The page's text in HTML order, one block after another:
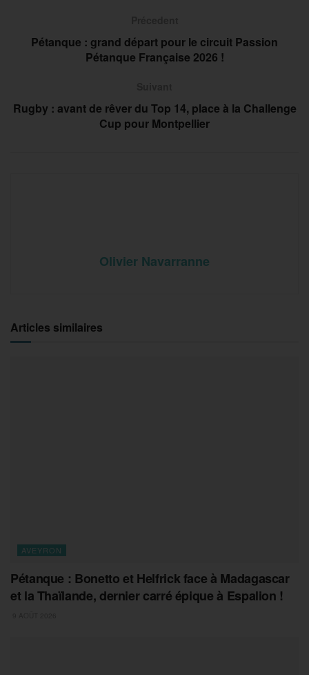
Pétanque : grand départ pour le circuit Passion
Pétanque Française 2026 !
Rugby : avant de rêver du Top 14, place à la Challenge
Cup pour Montpellier
Olivier Navarranne
Articles similaires
AVEYRON
Pétanque : Bonetto et Helfrick face à Madagascar
et la Thaïlande, dernier carré épique à Espalion !